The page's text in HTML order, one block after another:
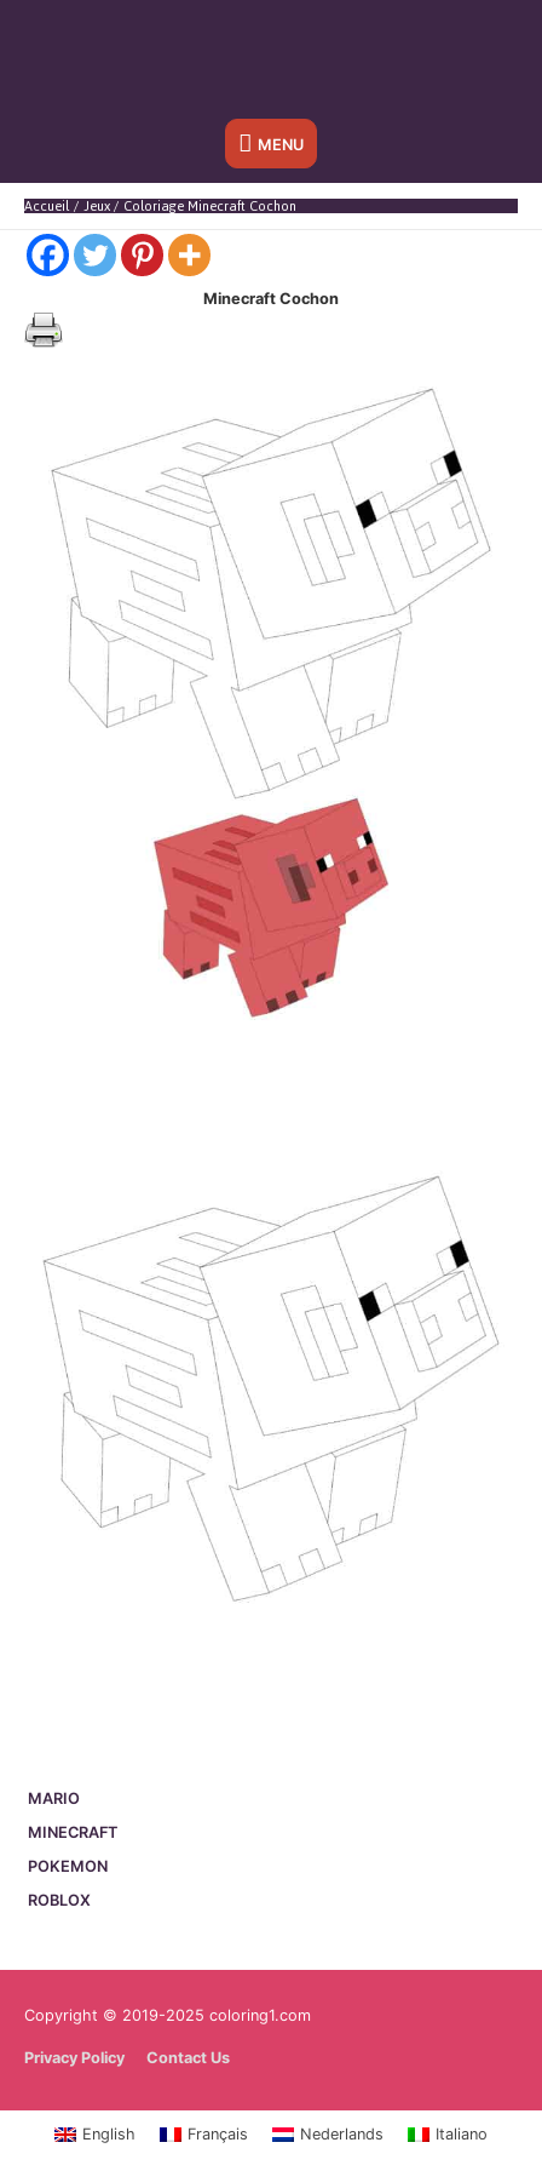
Sous
l'en-
MENU
Accueil Jeux Coloriage Minecraft Cochon
MARIO
MINECRAFT
POKEMON
ROBLOX
Minecraft Cochon
Copyright © 2019-2025 coloring1.com
Privacy Policy Contact Us
English Français Nederlands Italiano